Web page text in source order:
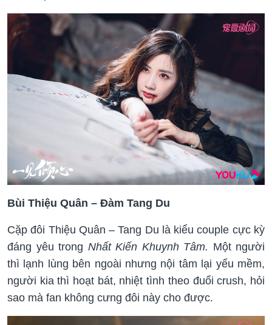
Bùi Thiệu Quân – Đàm Tang Du
Cặp đôi Thiệu Quân – Tang Du là kiểu couple cực kỳ
đáng yêu trong Nhất Kiến Khuynh Tâm. Một người
thì lạnh lùng bên ngoài nhưng nội tâm lại yếu mềm,
người kia thì hoạt bát, nhiệt tình theo đuổi crush, hỏi
sao mà fan không cưng đôi này cho được.